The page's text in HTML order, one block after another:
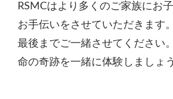
RSMCはより多くのご家族にお
お手伝いをさせていただきます。
最後までご一緒させてください。
命の奇跡を一緒に体験しましょ